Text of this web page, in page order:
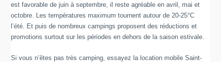
est favorable de juin à septembre, il reste agréable en avril, mai et
octobre. Les températures maximum tournent autour de 20-25°C
l’été. Et puis de nombreux campings proposent des réductions et
promotions surtout sur les périodes en dehors de la saison estivale.
Si vous n’êtes pas très camping, essayez la location mobile Saint-